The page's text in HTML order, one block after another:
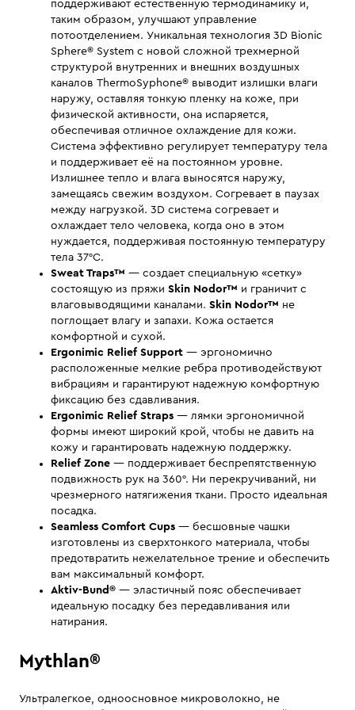
поддерживают естественную термодинамику и,
таким образом, улучшают управление
потоотделением. Уникальная технология 3D Bionic
Sphere® System с новой сложной трехмерной
структурой внутренних и внешних воздушных
каналов ThermoSyphone® выводит излишки влаги
наружу, оставляя тонкую пленку на коже, при
физической активности, она испаряется,
обеспечивая отличное охлаждение для кожи.
Система эффективно регулирует температуру тела
и поддерживает её на постоянном уровне.
Излишнее тепло и влага выносятся наружу,
замещаясь свежим воздухом. Согревает в паузах
между нагрузкой. 3D система согревает и
охлаждает тело человека, когда оно в этом
нуждается, поддерживая постоянную температуру
тела 37°С.
Sweat Traps™ — создает специальную «сетку»
состоящую из пряжи Skin Nodor™ и граничит с
влаговыводящими каналами. Skin Nodor™ не
поглощает влагу и запахи. Кожа остается
комфортной и сухой.
Ergonimic Relief Support — эргономично
расположенные мелкие ребра противодействуют
вибрациям и гарантируют надежную комфортную
фиксацию без сдавливания.
Ergonimic Relief Straps — лямки эргономичной
формы имеют широкий крой, чтобы не давить на
кожу и гарантировать надежную поддержку.
Relief Zone — поддерживает беспрепятственную
подвижность рук на 360°. Ни перекручиваний, ни
чрезмерного натягижения ткани. Просто идеальная
посадка.
Seamless Comfort Cups — бесшовные чашки
изготовлены из сверхтонкого материала, чтобы
предотвратить нежелательное трение и обеспечить
вам максимальный комфорт.
Aktiv-Bund® — эластичный пояс обеспечивает
идеальную посадку без передавливания или
натирания.
Mythlan®
Ультралегкое, одноосновное микроволокно, не